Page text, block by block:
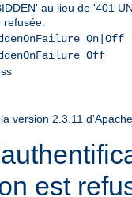
au lieu de '401
On|Off
Off
version 2.3.11
est